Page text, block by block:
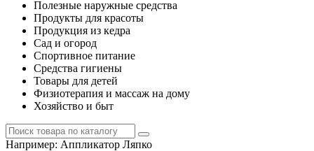
Полезные наружные средства
Продукты для красоты
Продукция из кедра
Сад и огород
Спортивное питание
Средства гигиены
Товары для детей
Физиотерапия и массаж на дому
Хозяйство и быт
Например: Аппликатор Ляпко